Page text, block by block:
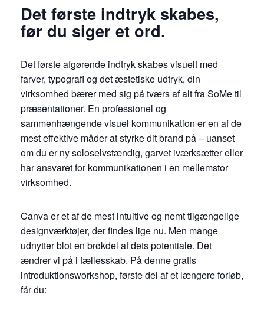
Det første indtryk skabes,
før du siger et ord.
Det første afgørende indtryk skabes visuelt med
farver, typografi og det æstetiske udtryk, din
virksomhed bærer med sig på tværs af alt fra SoMe til
præsentationer. En professionel og
sammenhængende visuel kommunikation er en af de
mest effektive måder at styrke dit brand på – uanset
om du er ny soloselvstændig, garvet iværksætter eller
har ansvaret for kommunikationen i en mellemstor
virksomhed.
Canva er et af de mest intuitive og nemt tilgængelige
designværktøjer, der findes lige nu. Men mange
udnytter blot en brøkdel af dets potentiale. Det
ændrer vi på i fællesskab. På denne gratis
introduktionsworkshop, første del af et længere forløb,
får du: